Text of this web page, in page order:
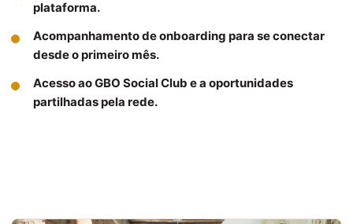
plataforma.
Acompanhamento de onboarding para se conectar
desde o primeiro mês.
Acesso ao GBO Social Club e a oportunidades
partilhadas pela rede.